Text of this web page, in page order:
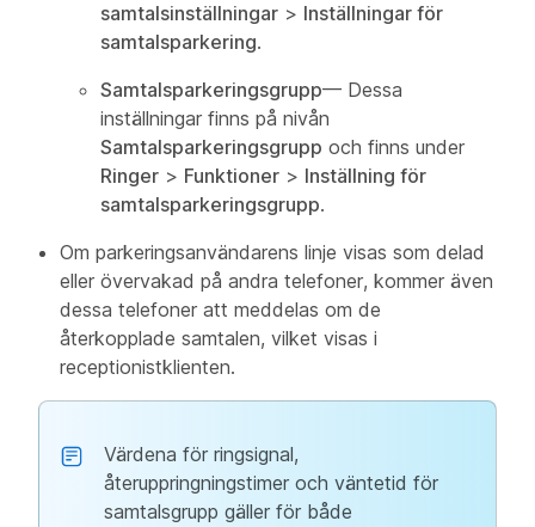
samtalsinställningar > Inställningar för
samtalsparkering.
Samtalsparkeringsgrupp— Dessa
inställningar finns på nivån
Samtalsparkeringsgrupp och finns under
Ringer > Funktioner > Inställning för
samtalsparkeringsgrupp.
Om parkeringsanvändarens linje visas som delad
eller övervakad på andra telefoner, kommer även
dessa telefoner att meddelas om de
återkopplade samtalen, vilket visas i
receptionistklienten.
Värdena för ringsignal,
återuppringningstimer och väntetid för
samtalsgrupp gäller för både